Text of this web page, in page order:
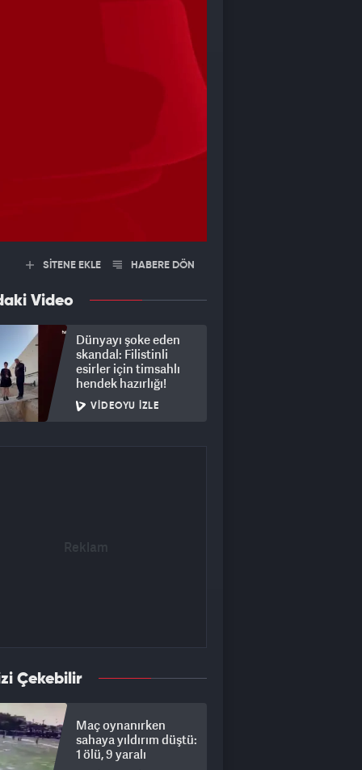
SİTENE EKLE HABERE DÖN
Video
Dünyayı şoke eden
skandal: Filistinli
esirler için timsahlı
hendek hazırlığı!
VIDEOYU İZLE
Çekebilir
Maç oynanırken
sahaya yıldırım düştü:
1 ölü, 9 yaralı